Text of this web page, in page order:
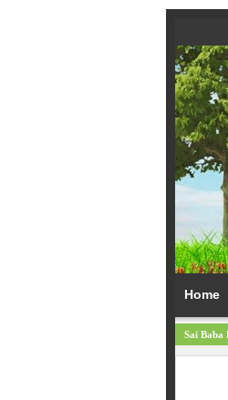
Home
Sai Baba